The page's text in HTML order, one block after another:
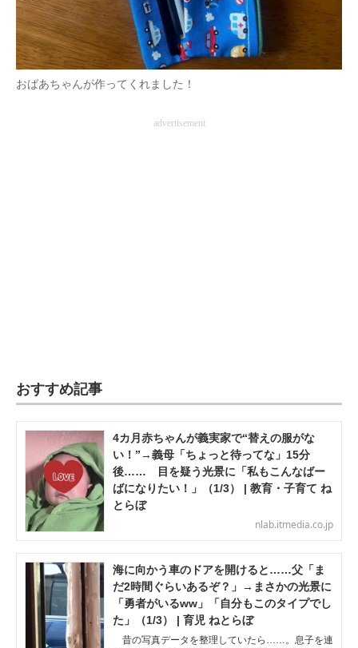
建設×テクノロジーの最前線
ちょっと気になるネットの話題
おばあちゃんが作ってくれました！
advertisement
おすすめ記事
4カ月赤ちゃんが義実家で“替えの服がな
い！”→義母「ちょっと待ってな」15分
後…… 目を疑う光景に「私もこんなばー
ばになりたい！」（1/3） | 教育・子育て ね
とらぼ
nlab.itmedia.co.jp
海に向かう車のドアを開けると……父「ま
だ2時間ぐらいあるぞ？」→まさかの光景に
「勇者がいるww」「自分もこのタイプでし
た」（1/3） | 育児 ねとらぼ
昔の写真データを整理していたら……。息子を連